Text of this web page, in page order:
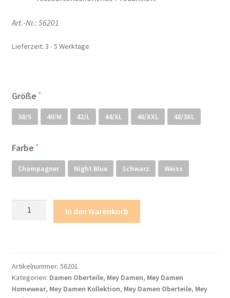
Mein Konto
Metodi di pagamento
Minha conta
Politica dei cookie
Politica sulla privacy
Art.-Nr.: 56201
Lieferzeit: 3 - 5 Werktage
Größe
38/S 40/M 42/L 44/XL 46/XXL 48/3XL
Farbe
Champagner Night Blue Schwarz Weiss
Ärmel
Menge
In den Warenkorb
Artikelnummer: 56201
Kategorien: Damen Oberteile, Mey Damen, Mey Damen
Homewear, Mey Damen Kollektion, Mey Damen Oberteile, Mey